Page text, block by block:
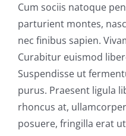
Cum sociis natoque
parturient montes,
nec finibus sapien.
Curabitur euismod
Suspendisse ut
purus. Praesent ligula
rhoncus at,
posuere, fringilla erat